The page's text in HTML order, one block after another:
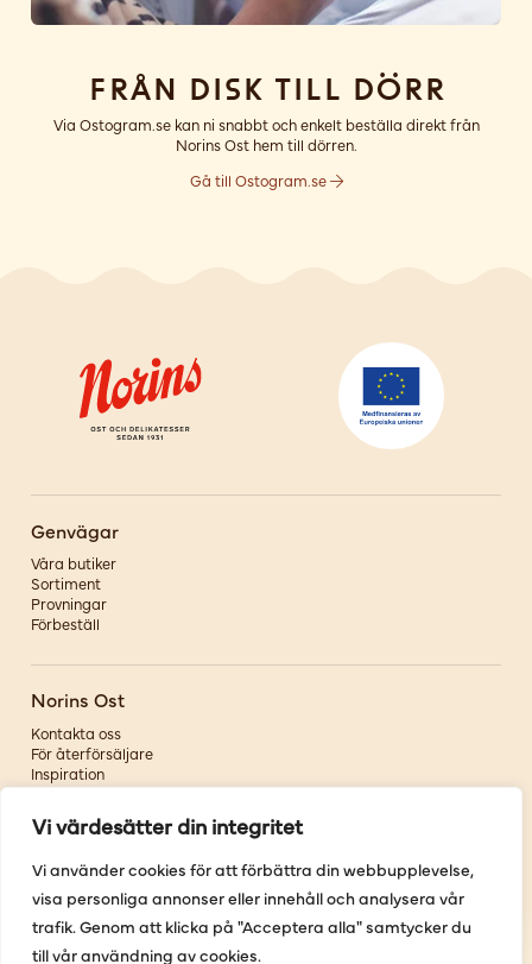
Vi värdesätter din integritet
Vi använder cookies för att förbättra din webbupplevelse,
visa personliga annonser eller innehåll och analysera vår
trafik. Genom att klicka på "Acceptera alla" samtycker du
till vår användning av cookies.
Från disk till dörr
Via Ostogram.se kan ni snabbt och enkelt beställa direkt från
Norins Ost hem till dörren.
Gå till Ostogram.se
Genvägar
Våra butiker
Sortiment
Provningar
Förbeställ
Norins Ost
Kontakta oss
För återförsäljare
Inspiration
Om oss
Följ oss
Facebook
Instagram